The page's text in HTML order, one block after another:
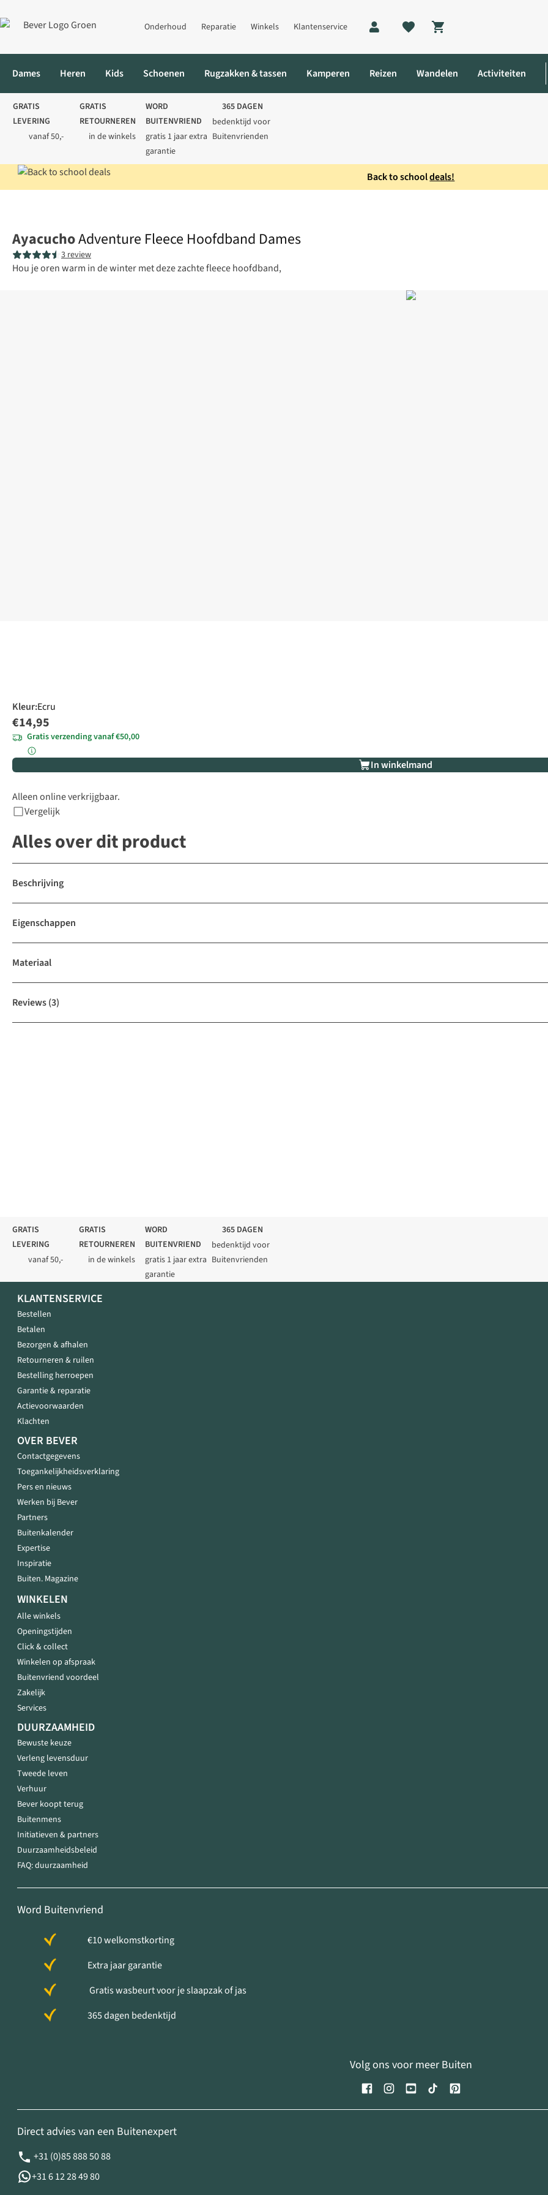
Onderhoud Reparatie Winkels Klantenservice
Shopping cart
Dames Heren Kids Schoenen Rugzakken & tassen Kamperen Reizen Wandelen Activiteiten
GRATIS
LEVERING
vanaf 50,-
GRATIS
RETOURNEREN
in de winkels
WORD
BUITENVRIEND
gratis 1 jaar extra
garantie
365 DAGEN
bedenktijd voor
Buitenvrienden
Back to schooldeals!
AyacuchoAdventure Fleece Hoofdband Dames
3 review
Hou je oren warm in de winter met deze zachte fleece hoofdband,
Kleur:Ecru
€14,95
Gratis verzending vanaf €50,00
In winkelmand
Alleen online verkrijgbaar.
Vergelijk
Alles over dit product
Beschrijving
Eigenschappen
Materiaal
Reviews(3)
GRATIS
LEVERING
vanaf 50,-
GRATIS
RETOURNEREN
in de winkels
WORD
BUITENVRIEND
gratis 1 jaar extra
garantie
365 DAGEN
bedenktijd voor
Buitenvrienden
KLANTENSERVICE
Bestellen
Betalen
Bezorgen & afhalen
Retourneren & ruilen
Bestelling herroepen
Garantie & reparatie
Actievoorwaarden
Klachten
OVER BEVER
Contactgegevens
Toegankelijkheidsverklaring
Pers en nieuws
Werken bij Bever
Partners
Buitenkalender
Expertise
Inspiratie
Buiten. Magazine
WINKELEN
Alle winkels
Openingstijden
Click & collect
Winkelen op afspraak
Buitenvriend voordeel
Zakelijk
Services
DUURZAAMHEID
Bewuste keuze
Verleng levensduur
Tweede leven
Verhuur
Bever koopt terug
Buitenmens
Initiatieven & partners
Duurzaamheidsbeleid
FAQ: duurzaamheid
Word Buitenvriend
€10 welkomstkorting
Extra jaar garantie
Gratis wasbeurt voor je slaapzak of jas
365 dagen bedenktijd
Volg ons voor meer Buiten
Direct advies van een Buitenexpert
+31 (0)85 888 50 88
+31 6 12 28 49 80